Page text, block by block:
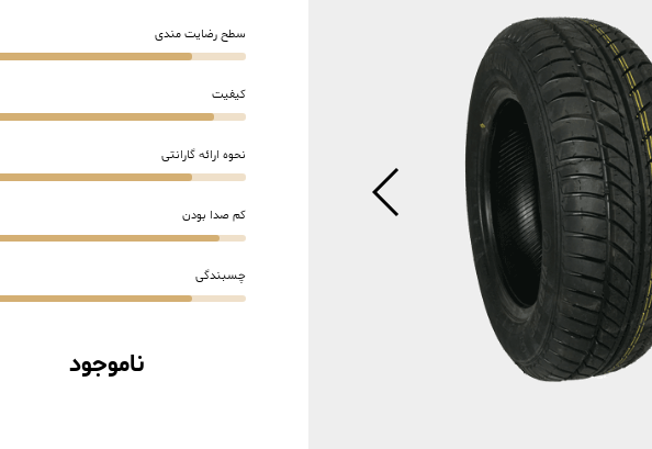
سطح رضایت مندی
کیفیت
نحوه ارائه گارانتی
کم صدا بودن
چسبندگی
ناموجود